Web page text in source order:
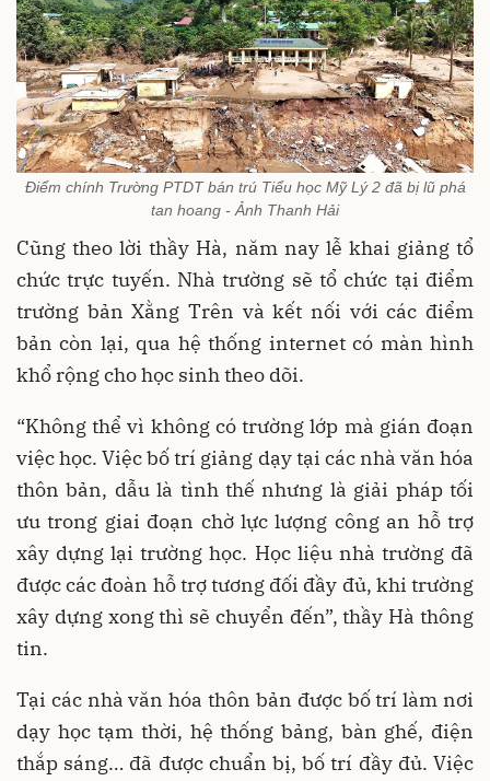
Điểm chính Trường PTDT bán trú Tiểu học Mỹ Lý 2 đã bị lũ phá
tan hoang - Ảnh Thanh Hải
Cũng theo lời thầy Hà, năm nay lễ khai giảng tổ
chức trực tuyến. Nhà trường sẽ tổ chức tại điểm
trường bản Xằng Trên và kết nối với các điểm
bản còn lại, qua hệ thống internet có màn hình
khổ rộng cho học sinh theo dõi.
“Không thể vì không có trường lớp mà gián đoạn
việc học. Việc bố trí giảng dạy tại các nhà văn hóa
thôn bản, dẫu là tình thế nhưng là giải pháp tối
ưu trong giai đoạn chờ lực lượng công an hỗ trợ
xây dựng lại trường học. Học liệu nhà trường đã
được các đoàn hỗ trợ tương đối đầy đủ, khi trường
xây dựng xong thì sẽ chuyển đến”, thầy Hà thông
tin.
Tại các nhà văn hóa thôn bản được bố trí làm nơi
dạy học tạm thời, hệ thống bảng, bàn ghế, điện
thắp sáng… đã được chuẩn bị, bố trí đầy đủ. Việc